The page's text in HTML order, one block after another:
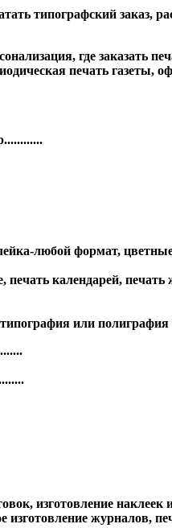
типографский заказ,
где заказать
печать газеты,
любой формат,
календарей, печать
или
изготовление наклеек
журналов,